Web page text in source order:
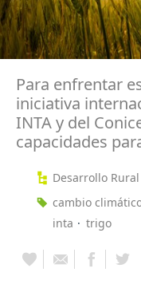
Para enfrentar
iniciativa
INTA y del
capacidades
Desarrollo Rural
cambio
inta
trigo